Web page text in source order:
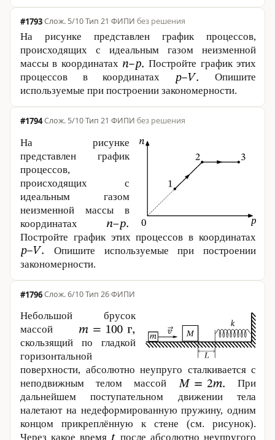
#1793· 5/10·Тип 21·ФИПИ·без решения
На рисунке представлен график процессов,
происходящих с идеальным газом неизменной
массы в координатах
Постройте график этих
процессов в координатах
Опишите
используемые при построении закономерности.
#1794· 5/10·Тип 21·ФИПИ·без решения
На рисунке
представлен график
процессов,
происходящих с
идеальным газом
неизменной массы в
координатах
Постройте график этих процессов в координатах
Опишите используемые при построении
закономерности.
#1796· 6/10·Тип 26·ФИПИ
Небольшой брусок
массой
скользящий по гладкой
горизонтальной
поверхности, абсолютно неупруго сталкивается с
неподвижным телом массой
При
дальнейшем поступательном движении тела
налетают на недеформированную пружину, одним
концом прикреплённую к стене (см. рисунок).
Через какое время
после абсолютно неупругого